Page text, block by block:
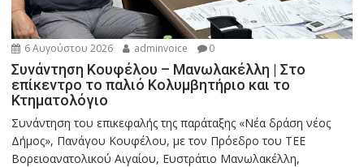
6 Αυγούστου 2026 adminvoice 0
Συνάντηση Κουφέλου – Μανωλακέλλη | Στο
επίκεντρο το παλιό Κολυμβητήριο και το
Κτηματολόγιο
Συνάντηση του επικεφαλής της παράταξης «Νέα δράση νέος
Δήμος», Πανάγου Κουφέλου, με τον Πρόεδρο του ΤΕΕ
Βορειοανατολικού Αιγαίου, Ευστράτιο Μανωλακέλλη,